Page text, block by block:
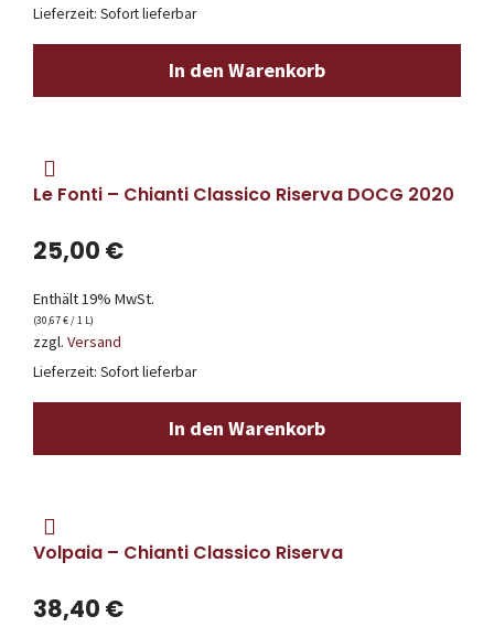
Lieferzeit: Sofort lieferbar
In den Warenkorb
Le Fonti – Chianti Classico Riserva DOCG 2020
25,00 €
Enthält 19% MwSt.
(30,67€/ 1 L)
zzgl. Versand
Lieferzeit: Sofort lieferbar
In den Warenkorb
Volpaia – Chianti Classico Riserva
38,40 €